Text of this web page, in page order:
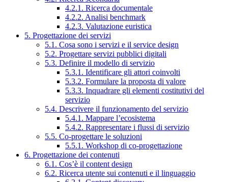
4.2.1. Ricerca documentale
4.2.2. Analisi benchmark
4.2.3. Valutazione euristica
5. Progettazione dei servizi
5.1. Cosa sono i servizi e il service design
5.2. Progettare servizi pubblici digitali
5.3. Definire il modello di servizio
5.3.1. Identificare gli attori coinvolti
5.3.2. Formulare la proposta di valore
5.3.3. Inquadrare gli elementi costitutivi del
servizio
5.4. Descrivere il funzionamento del servizio
5.4.1. Mappare l’ecosistema
5.4.2. Rappresentare i flussi di servizio
5.5. Co-progettare le soluzioni
5.5.1. Workshop di co-progettazione
6. Progettazione dei contenuti
6.1. Cos’è il content design
6.2. Ricerca utente sui contenuti e il linguaggio